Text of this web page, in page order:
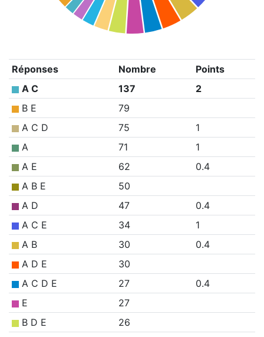
Réponses Nombre
Points
A C
137
2
B E
79
A C D
75
1
A
71
1
A E
62
0.4
A B E
50
A D
47
0.4
A C E
34
1
A B
30
0.4
A D E
30
A C D E
27
0.4
E
27
B D E
26